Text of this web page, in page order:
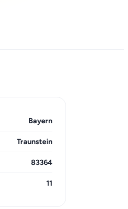
Bayern
Traunstein
83364
11